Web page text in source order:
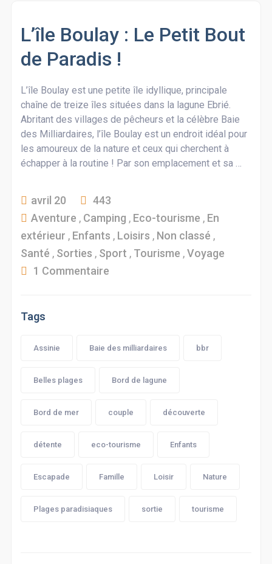
L’île Boulay : Le Petit Bout
de Paradis !
L’île Boulay est une petite île idyllique, principale
chaîne de treize îles situées dans la lagune Ebrié.
Abritant des villages de pêcheurs et la célèbre Baie
des Milliardaires, l’île Boulay est un endroit idéal pour
les amoureux de la nature et ceux qui cherchent à
échapper à la routine ! Par son emplacement et sa …
avril 20
443
Aventure , Camping , Eco-tourisme , En
extérieur , Enfants , Loisirs , Non classé ,
Santé , Sorties , Sport , Tourisme ,Voyage
1 Commentaire
Tags
Assinie Baie des milliardaires bbr
Belles plages Bord de lagune
Bord de mer couple découverte
détente eco-tourisme Enfants
Escapade Famille Loisir Nature
Plages paradisiaques sortie tourisme